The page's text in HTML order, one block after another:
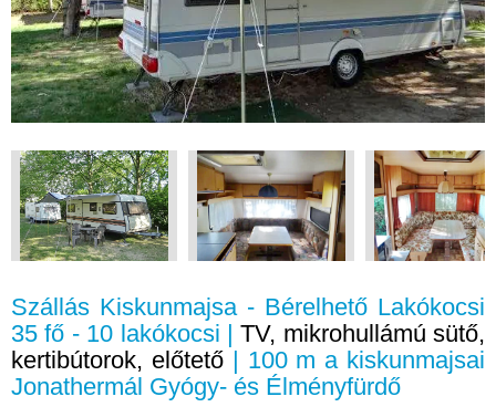
Szállás Kiskunmajsa - Bérelhető Lakókocsi
35 fő - 10 lakókocsi |TV, mikrohullámú sütő,
kertibútorok, előtető| 100 m a kiskunmajsai
Jonathermál Gyógy- és Élményfürdő